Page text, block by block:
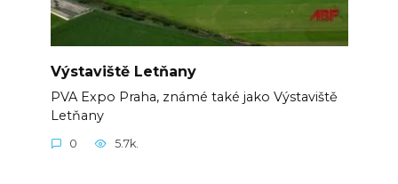
Výstaviště Letňany
PVA Expo Praha, známé také jako Výstaviště
Letňany
0 5.7k.